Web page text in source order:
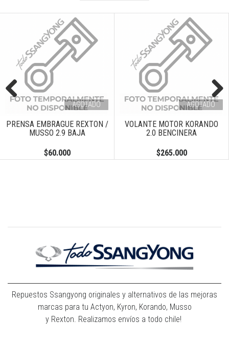
AGOTADO
PRENSA EMBRAGUE REXTON /
MUSSO 2.9 BAJA
$60.000
AGOTADO
VOLANTE MOTOR KORANDO
2.0 BENCINERA
$265.000
Previous
Repuestos Ssangyong originales y alternativos de las mejoras
marcas para tu Actyon, Kyron, Korando, Musso
y Rexton. Realizamos envíos a todo chile!